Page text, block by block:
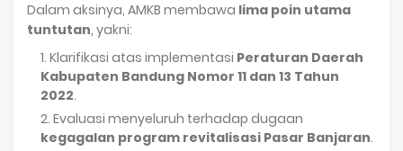
Dalam aksinya, AMKB membawa lima poin utama
tuntutan, yakni:
Klarifikasi atas implementasi Peraturan Daerah
Kabupaten Bandung Nomor 11 dan 13 Tahun
2022.
Evaluasi menyeluruh terhadap dugaan
kegagalan program revitalisasi Pasar Banjaran.